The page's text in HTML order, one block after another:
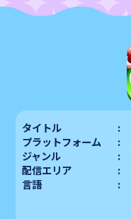
タイトル
プラットフォーム
ジャンル
配信エリア
言語